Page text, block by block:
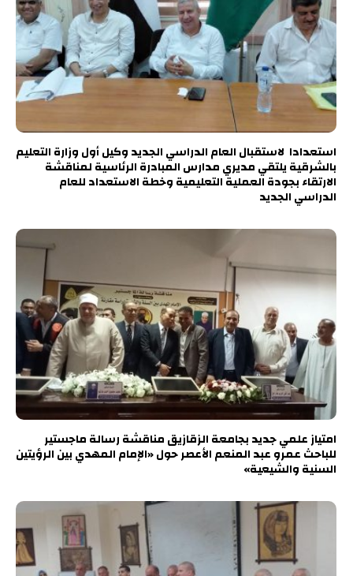
استعدادا لاستقبال العام الدراسي الجديد وكيل أول وزارة التعليم
بالشرقية يلتقي مديري مدارس المبادرة الرئاسية لمناقشة
الارتقاء بجودة العملية التعليمية وخطة الاستعداد للعام
الدراسي الجديد
امتياز علمي جديد بجامعة الزقازيق مناقشة رسالة ماجستير
للباحث عمرو عبد المنعم الأعصر حول «الإمام المهدي بين الرؤيتين
السنية والشيعية»